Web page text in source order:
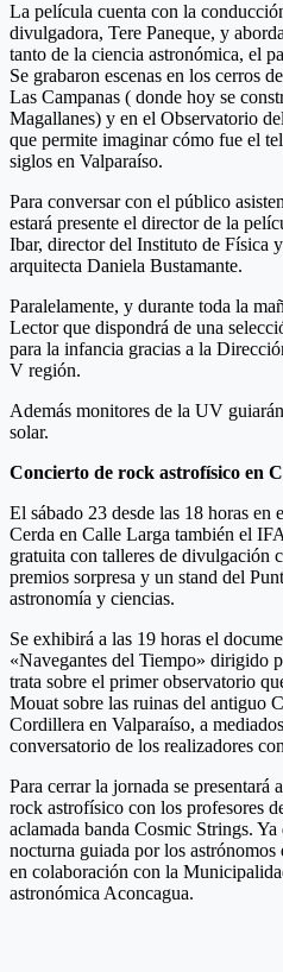
La película cuenta con la
divulgadora, Tere Paneque, y
tanto de la ciencia astronómica, el
Se grabaron escenas en los cerros
Las Campanas ( donde hoy se
Magallanes) y en el Observatorio
que permite imaginar cómo fue el
siglos en Valparaíso.
Para conversar con el público
estará presente el director de la
Ibar, director del Instituto de Física
arquitecta Daniela Bustamante.
Paralelamente, y durante toda la
Lector que dispondrá de una
para la infancia gracias a la
V región.
Además monitores de la UV
solar.
Concierto de rock astrofísico en
El sábado 23 desde las 18 horas
Cerda en Calle Larga también el
gratuita con talleres de divulgación
premios sorpresa y un stand del
astronomía y ciencias.
Se exhibirá a las 19 horas el
«Navegantes del Tiempo» dirigido
trata sobre el primer observatorio
Mouat sobre las ruinas del antiguo
Cordillera en Valparaíso, a
conversatorio de los realizadores
Para cerrar la jornada se presentará
rock astrofísico con los profesores
aclamada banda Cosmic Strings.
nocturna guiada por los
en colaboración con la
astronómica Aconcagua.